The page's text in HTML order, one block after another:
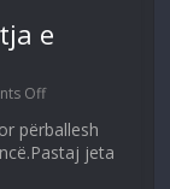
e
Off
përballesh
jeta